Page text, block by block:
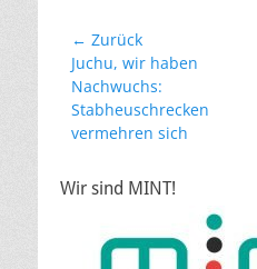
Beitragsnavigation
← Zurück
Vorheriger
Beitrag:
Juchu, wir haben
Nachwuchs:
Stabheuschrecken
vermehren sich
Wir sind MINT!